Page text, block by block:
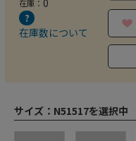
在庫： 0
在庫数について
サイズ： N51517を選択中